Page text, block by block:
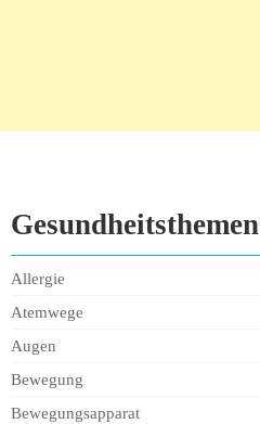
Gesundheitsthemen
Allergie
Atemwege
Augen
Bewegung
Bewegungsapparat